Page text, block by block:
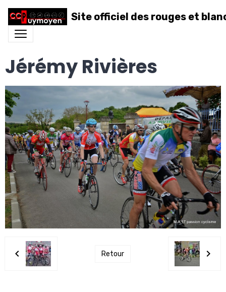
Site officiel des rouges et
Jérémy Rivières
Retour